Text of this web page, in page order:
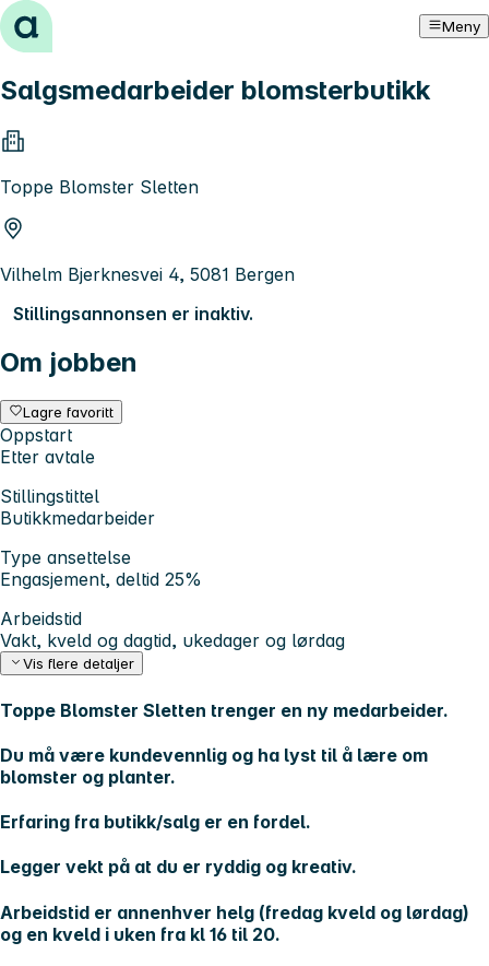
Hopp til innhold Meny
Salgsmedarbeider blomsterbutikk
Toppe Blomster Sletten
Vilhelm Bjerknesvei 4, 5081 Bergen
Stillingsannonsen er inaktiv.
Om jobben
Lagre favoritt
Oppstart
Etter avtale
Stillingstittel
Butikkmedarbeider
Type ansettelse
Engasjement, deltid 25%
Arbeidstid
Vakt, kveld og dagtid, ukedager og lørdag
Vis flere detaljer
Toppe Blomster Sletten trenger en ny medarbeider.
Du må være kundevennlig og ha lyst til å lære om
blomster og planter.
Erfaring fra butikk/salg er en fordel.
Legger vekt på at du er ryddig og kreativ.
Arbeidstid er annenhver helg (fredag kveld og lørdag)
og en kveld i uken fra kl 16 til 20.